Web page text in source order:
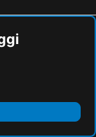
B&B